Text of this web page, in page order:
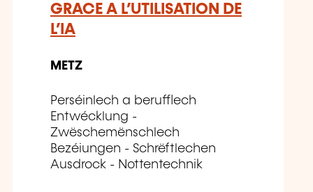
GRACE A L’UTILISATION DE
L’IA
METZ
Perséinlech a berufflech
Entwécklung -
Zwëschemënschlech
Bezéiungen - Schrëftlechen
Ausdrock - Nottentechnik